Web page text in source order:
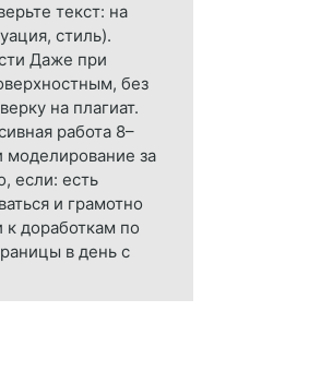
текст: на
стиль).
Даже при
без
на плагиат.
работа 8–
моделирование за
если: есть
и грамотно
к доработкам по
в день с